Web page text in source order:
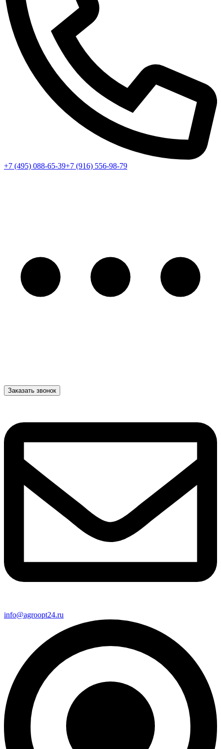
+7 (495) 088-65-39+7 (916) 556-98-79
Заказать звонок
info@agroopt24.ru